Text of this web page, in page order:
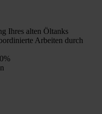
Ihres alten Öltanks
Arbeiten durch